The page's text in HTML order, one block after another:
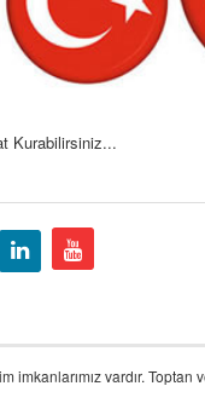
Kurabilirsiniz...
vardır. Toptan